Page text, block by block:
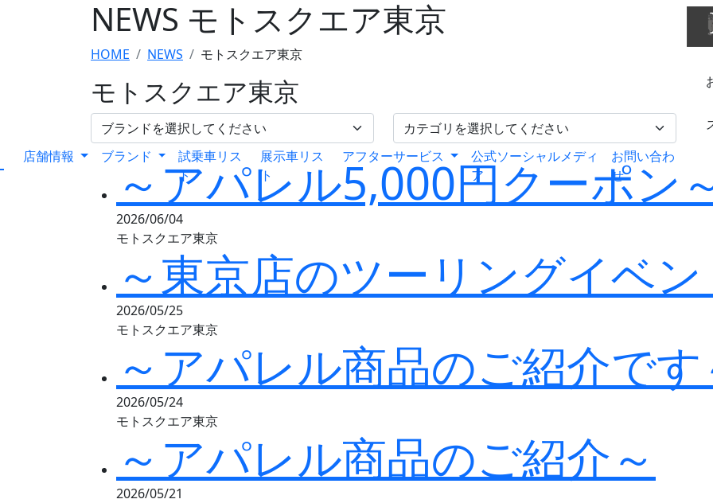
店舗情報 ブランド
試乗車リス
ト
展示車リス
ト
アフターサービス
公式ソーシャルメディ
ア
お問い合わ
せ
NEWS モトスクエア東京
HOME NEWS モトスクエア東京
モトスクエア東京
～アパレル5,000円クーポン
2026/06/04
モトスクエア東京
～東京店のツーリングイベ
2026/05/25
モトスクエア東京
～アパレル商品のご紹介です
2026/05/24
モトスクエア東京
～アパレル商品のご紹介～
2026/05/21